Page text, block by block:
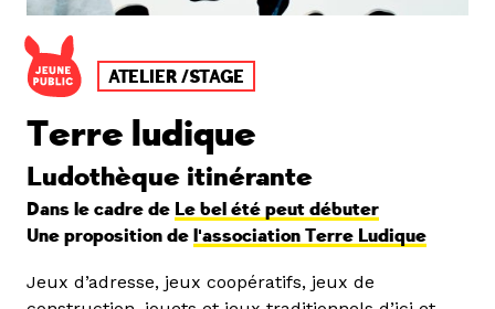
ATELIER /STAGE
Terre ludique
Ludothèque itinérante
Dans le cadre de Le bel été peut débuter
Une proposition de l'association Terre Ludique
Jeux d’adresse, jeux coopératifs, jeux de